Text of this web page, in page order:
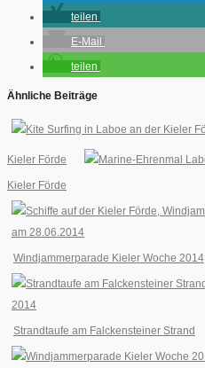
teilen
E-Mail
teilen
Ähnliche Beiträge
Kieler Förde
Kieler Förde
Windjammerparade Kieler Woche 2014
Strandtaufe am Falckensteiner Strand